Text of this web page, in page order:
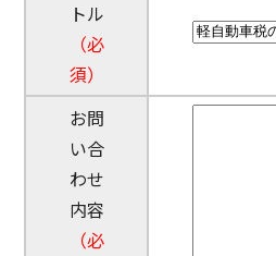
トル
（必
須）
お問
い合
わせ
内容
（必